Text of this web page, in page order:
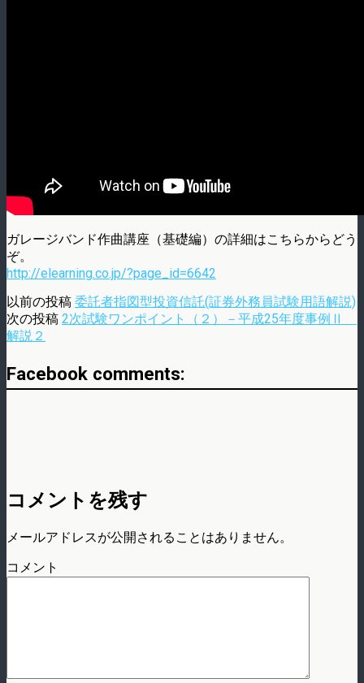
ガレージバンド作曲講座（基礎編）の詳細はこちらからどう
ぞ。
http://elearning.co.jp/?page_id=6642
以前の投稿 委託者指図型投資信託(証券外務員試験用語解説)
次の投稿 2次試験ワンポイント（２）－平成25年度事例Ⅱ
解説２
Facebook comments:
コメントを残す
メールアドレスが公開されることはありません。
コメント